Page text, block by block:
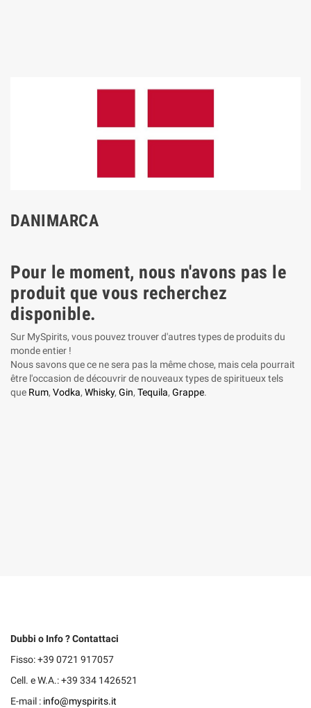
DANIMARCA
Pour le moment, nous n'avons pas le
produit que vous recherchez
disponible.
Sur MySpirits, vous pouvez trouver d'autres types de produits du
monde entier !
Nous savons que ce ne sera pas la même chose, mais cela pourrait
être l'occasion de découvrir de nouveaux types de spiritueux tels
que Rum, Vodka, Whisky, Gin, Tequila, Grappe.
Dubbi o Info ? Contattaci
Fisso: +39 0721 917057
Cell. e W.A.: +39 334 1426521
E-mail : info@myspirits.it